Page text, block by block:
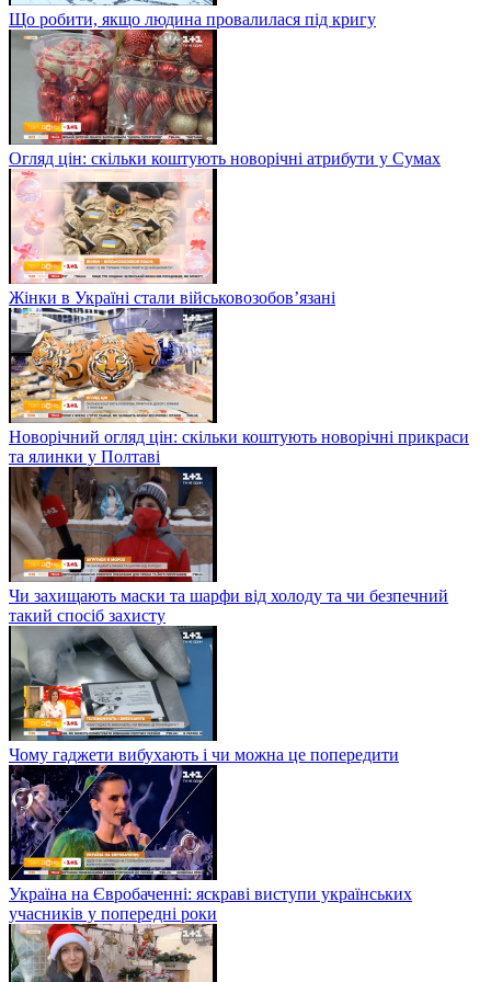
Що робити, якщо людина провалилася під кригу
Огляд цін: скільки коштують новорічні атрибути у Сумах
Жінки в Україні стали військовозобов’язані
Новорічний огляд цін: скільки коштують новорічні прикраси
та ялинки у Полтаві
Чи захищають маски та шарфи від холоду та чи безпечний
такий спосіб захисту
Чому гаджети вибухають і чи можна це попередити
Україна на Євробаченні: яскраві виступи українських
учасників у попередні роки